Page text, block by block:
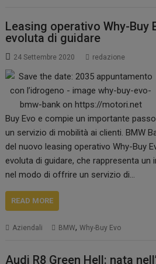
Leasing operativo Why-Buy
evoluta di guidare
24 Settembre 2020 redazione
Buy Evo e compie un importante
un servizio di mobilità ai clienti. BMW
del nuovo leasing operativo Why-Buy
evoluta di guidare, che rappresenta
nel modo di offrire un servizio di…
READ MORE
Aziendali BMW,Why-Buy Evo
Audi R8 Green Hell: nata